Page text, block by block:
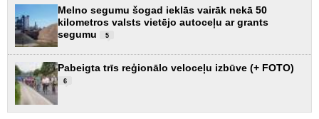
Melno segumu šogad ieklās vairāk nekā 50
kilometros valsts vietējo autoceļu ar grants
segumu
5
Pabeigta trīs reģionālo veloceļu izbūve (+ FOTO)
6